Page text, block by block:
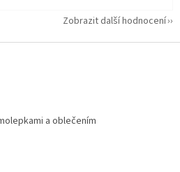
Zobrazit další hodnocení
a oblečením